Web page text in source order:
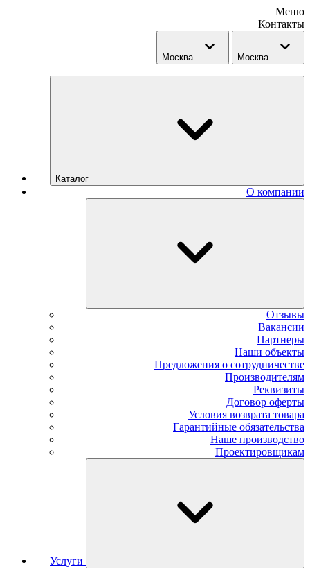
Меню
Контакты
Москва Москва
Каталог
О компании
Отзывы
Вакансии
Партнеры
Наши объекты
Предложения о сотрудничестве
Производителям
Реквизиты
Договор оферты
Условия возврата товара
Гарантийные обязательства
Наше производство
Проектировщикам
Услуги